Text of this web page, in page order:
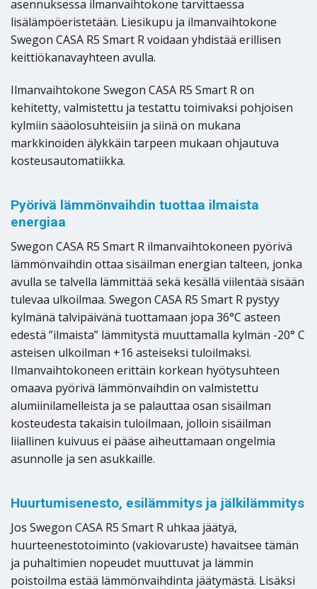
asennuksessa ilmanvaihtokone tarvittaessa
lisälämpöeristetään. Liesikupu ja ilmanvaihtokone
Swegon CASA R5 Smart R voidaan yhdistää erillisen
keittiökanavayhteen avulla.
Ilmanvaihtokone Swegon CASA R5 Smart R on
kehitetty, valmistettu ja testattu toimivaksi pohjoisen
kylmiin sääolosuhteisiin ja siinä on mukana
markkinoiden älykkäin tarpeen mukaan ohjautuva
kosteusautomatiikka.
Pyörivä lämmönvaihdin tuottaa ilmaista
energiaa
Swegon CASA R5 Smart R ilmanvaihtokoneen pyörivä
lämmönvaihdin ottaa sisäilman energian talteen, jonka
avulla se talvella lämmittää sekä kesällä viilentää sisään
tulevaa ulkoilmaa. Swegon CASA R5 Smart R pystyy
kylmänä talvipäivänä tuottamaan jopa 36°C asteen
edestä ”ilmaista” lämmitystä muuttamalla kylmän -20° C
asteisen ulkoilman +16 asteiseksi tuloilmaksi.
Ilmanvaihtokoneen erittäin korkean hyötysuhteen
omaava pyörivä lämmönvaihdin on valmistettu
alumiinilamelleista ja se palauttaa osan sisäilman
kosteudesta takaisin tuloilmaan, jolloin sisäilman
liiallinen kuivuus ei pääse aiheuttamaan ongelmia
asunnolle ja sen asukkaille.
Huurtumisenesto, esilämmitys ja jälkilämmitys
Jos Swegon CASA R5 Smart R uhkaa jäätyä,
huurteenestotoiminto (vakiovaruste) havaitsee tämän
ja puhaltimien nopeudet muuttuvat ja lämmin
poistoilma estää lämmönvaihdinta jäätymästä. Lisäksi